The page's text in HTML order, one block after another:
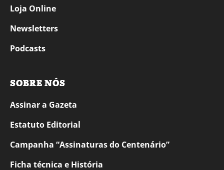
Loja Online
Newsletters
Podcasts
SOBRE NÓS
Assinar a Gazeta
Estatuto Editorial
Campanha “Assinaturas do Centenário”
Ficha técnica e História